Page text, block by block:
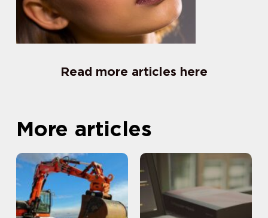
Read more articles here
More articles